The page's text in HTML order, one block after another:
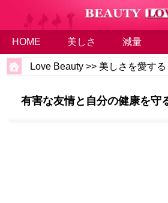
HOME 美しさ 減量
Love Beauty >> 美しさを愛する
有害な友情と自分の健康を守